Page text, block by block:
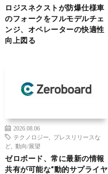
ロジスネクストが防爆仕様車
のフォークをフルモデルチェ
ンジ、オペレーターの快適性
向上図る
2026.08.06
テクノロジー
プレスリリースな
ど
動向/展望
ゼロボード、常に最新の情報
共有が可能な“動的サプライヤ